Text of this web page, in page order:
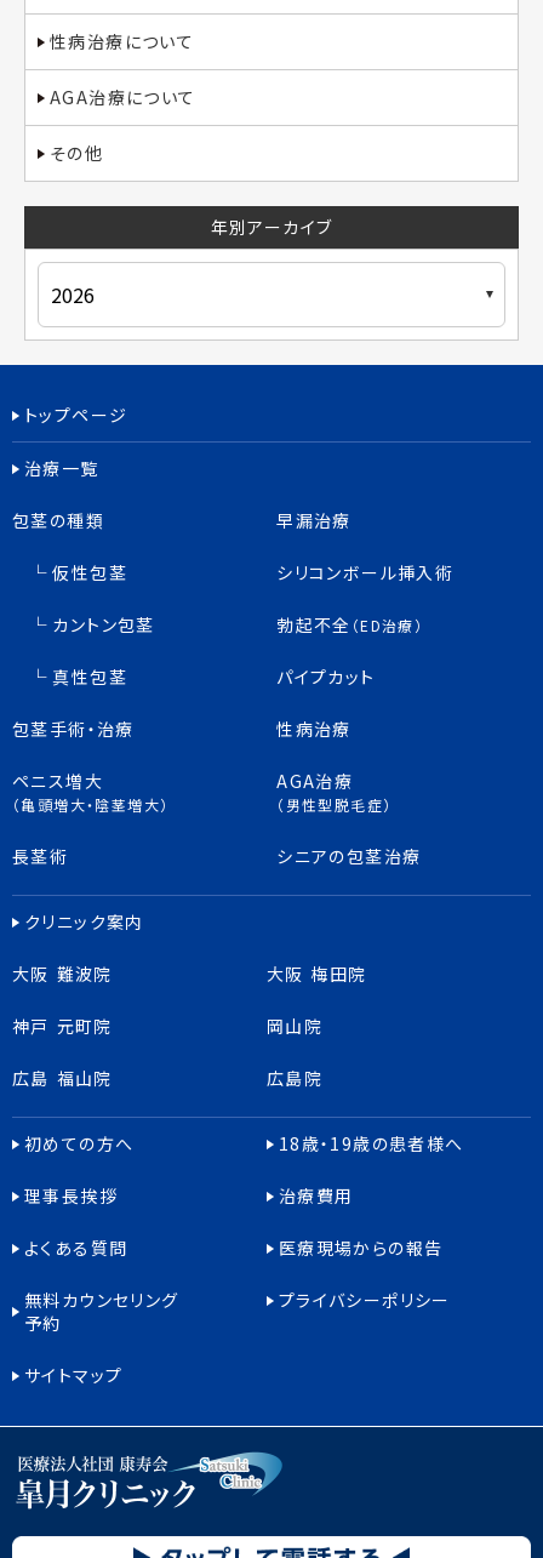
性病治療について
AGA治療について
その他
年別アーカイブ
トップページ
治療一覧
包茎の種類
仮性包茎
カントン包茎
真性包茎
包茎手術・治療
ペニス増大
（亀頭増大・陰茎増大）
長茎術
早漏治療
シリコンボール挿入術
勃起不全 （ED治療）
パイプカット
性病治療
AGA治療
（男性型脱毛症）
シニアの包茎治療
クリニック案内
大阪 難波院 大阪 梅田院
神戸 元町院 岡山院
広島 福山院 広島院
初めての方へ 18歳・19歳の患者様へ
理事長挨拶 治療費用
よくある質問 医療現場からの報告
無料カウンセリング
予約
プライバシーポリシー
サイトマップ